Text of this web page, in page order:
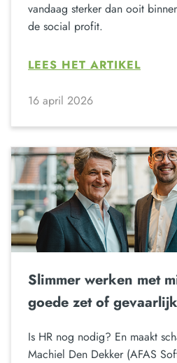
vandaag sterker dan ooit
de social profit.
LEES HET ARTIKEL
16 april 2026
Slimmer werken met
goede zet of
Is HR nog nodig? En maakt
Machiel Den Dekker (AFAS